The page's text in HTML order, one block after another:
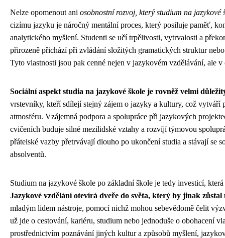
Nelze opomenout ani osobnostní rozvoj, který studium na jazykové
cizímu jazyku je náročný mentální proces, který posiluje paměť,
analytického myšlení. Studenti se učí trpělivosti, vytrvalosti a
přirozeně přichází při zvládání složitých gramatických struktur
Tyto vlastnosti jsou pak cenné nejen v jazykovém vzdělávání, ale v
Sociální aspekt studia na jazykové škole je rovněž velmi
vrstevníky, kteří sdílejí stejný zájem o jazyky a kultury, což vytváří
atmosféru. Vzájemná podpora a spolupráce při jazykových
cvičeních buduje silné mezilidské vztahy a rozvíjí týmovou
přátelské vazby přetrvávají dlouho po ukončení studia a stávají se
absolventů.
Studium na jazykové škole po základní škole je tedy investicí,
Jazykové vzdělání otevírá dveře do světa, který by jinak zůstal
mladým lidem nástroje, pomocí nichž mohou sebevědomě čelit
už jde o cestování, kariéru, studium nebo jednoduše o obohacení
prostřednictvím poznávání jiných kultur a způsobů myšlení,